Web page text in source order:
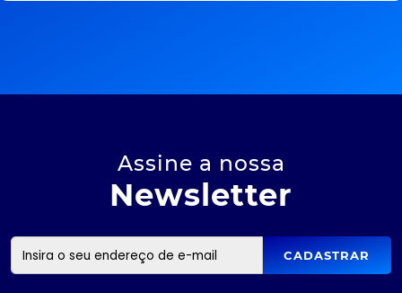
Assine a nossa
Newsletter
CADASTRAR